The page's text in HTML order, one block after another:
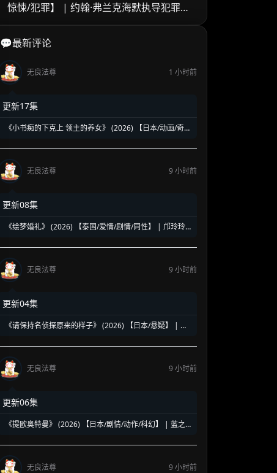
惊悚/犯罪】 | 约翰·弗兰克海默执导犯罪续
💬最新评论
无良法尊 1 小时前
更新17集
《小书痴的下克上 领主的养女》 (2026) 【日本/动画/奇
异世界种田流巅峰动画第四季
无良法尊
9 小时前
更新08集
《绘梦婚礼》 (2026) 【泰国/爱情/剧情/同性】 | 邝玲玲
无良法尊 9 小时前
更新04集
《请保持名侦探原来的样子》 (2026) 【日本/悬疑】 | 幻
无良法尊 9 小时前
更新06集
《提欧奥特曼》 (2026) 【日本/剧情/动作/科幻】 | 蓝之
无良法尊 9 小时前